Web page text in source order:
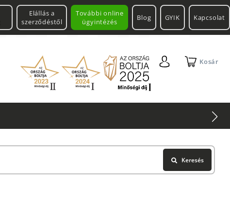
További online
ügyintézés
Elállás a
szerződéstől
Blog GYIK Kapcsolat
Kosár
Keresés